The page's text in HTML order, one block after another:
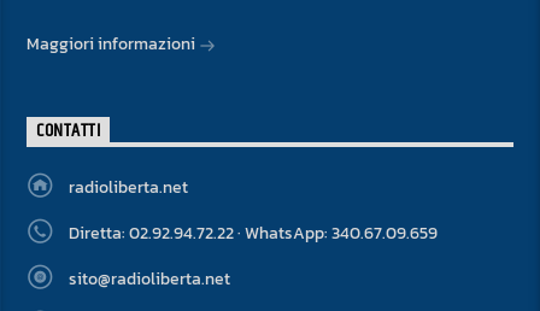
Maggiori informazioni
CONTATTI
radioliberta.net
Diretta: 02.92.94.72.22 · WhatsApp: 340.67.09.659
sito@radioliberta.net